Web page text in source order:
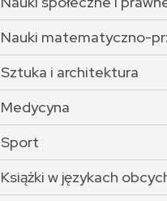
Nauki matematyczno-
Sztuka i architektura
Medycyna
Sport
Książki w językach